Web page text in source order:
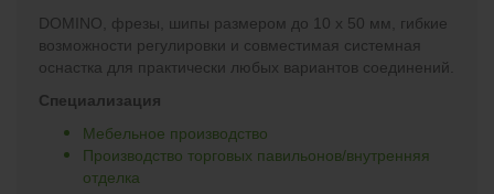
DOMINO, фрезы, шипы размером до 10 x 50 мм, гибкие
возможности регулировки и совместимая системная
оснастка для практически любых вариантов соединений.
Специализация
Мебельное производство
Производство торговых павильонов/внутренняя
отделка